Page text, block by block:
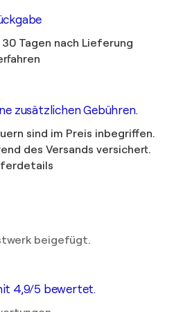
Tagen nach Lieferung
zusätzlichen Gebühren.
sind im Preis inbegriffen.
des Versands versichert.
beigefügt.
4,9/5 bewertet.